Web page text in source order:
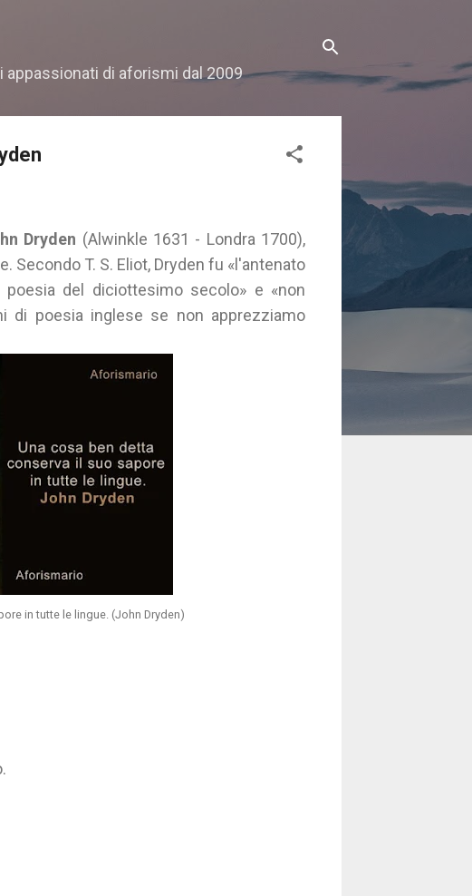
di aforismi dal 2009
Dryden (Alwinkle 1631 - Londra 1700),
Secondo T. S. Eliot, Dryden fu «l'antenato
del diciottesimo secolo» e «non
di poesia inglese se non apprezziamo
in tutte le lingue. (John Dryden)